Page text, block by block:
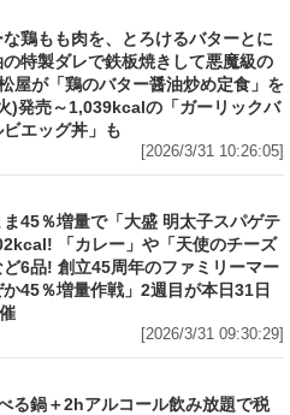
鶏もも肉を、とろけるバターとに
の特製ダレで鉄板焼きして悪魔級の
屋が「鶏のバター醤油炒め定食」を
)発売～1,039kcalの「ガーリックバ
エッグ丼」も
[2026/3/31 10:26:05]
45％増量で「大盛 明太子スパゲテ
「カレー」や「天使のチーズ
6品! 創立45周年のファミリーマー
か45％増量作戦」2週目が本日31日
[2026/3/31 09:30:29]
る鍋＋2hアルコール飲み放題で税